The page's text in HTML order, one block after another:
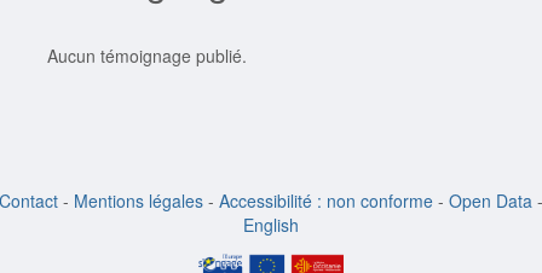
Aucun témoignage publié.
Contact - Mentions légales - Accessibilité : non conforme - Open Data -
English